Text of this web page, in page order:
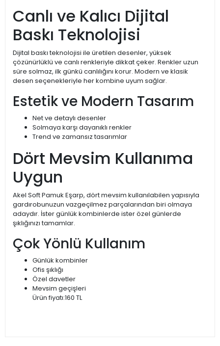
Canlı ve Kalıcı Dijital
Baskı Teknolojisi
Dijital baskı teknolojisi ile üretilen desenler, yüksek
çözünürlüklü ve canlı renkleriyle dikkat çeker. Renkler uzun
süre solmaz, ilk günkü canlılığını korur. Modern ve klasik
desen seçenekleriyle her kombine uyum sağlar.
Estetik ve Modern Tasarım
Net ve detaylı desenler
Solmaya karşı dayanıklı renkler
Trend ve zamansız tasarımlar
Dört Mevsim Kullanıma
Uygun
Akel Soft Pamuk Eşarp, dört mevsim kullanılabilen yapısıyla
gardırobunuzun vazgeçilmez parçalarından biri olmaya
adaydır. İster günlük kombinlerde ister özel günlerde
şıklığınızı tamamlar.
Çok Yönlü Kullanım
Günlük kombinler
Ofis şıklığı
Özel davetler
Mevsim geçişleri
Ürün fiyatı:160 TL